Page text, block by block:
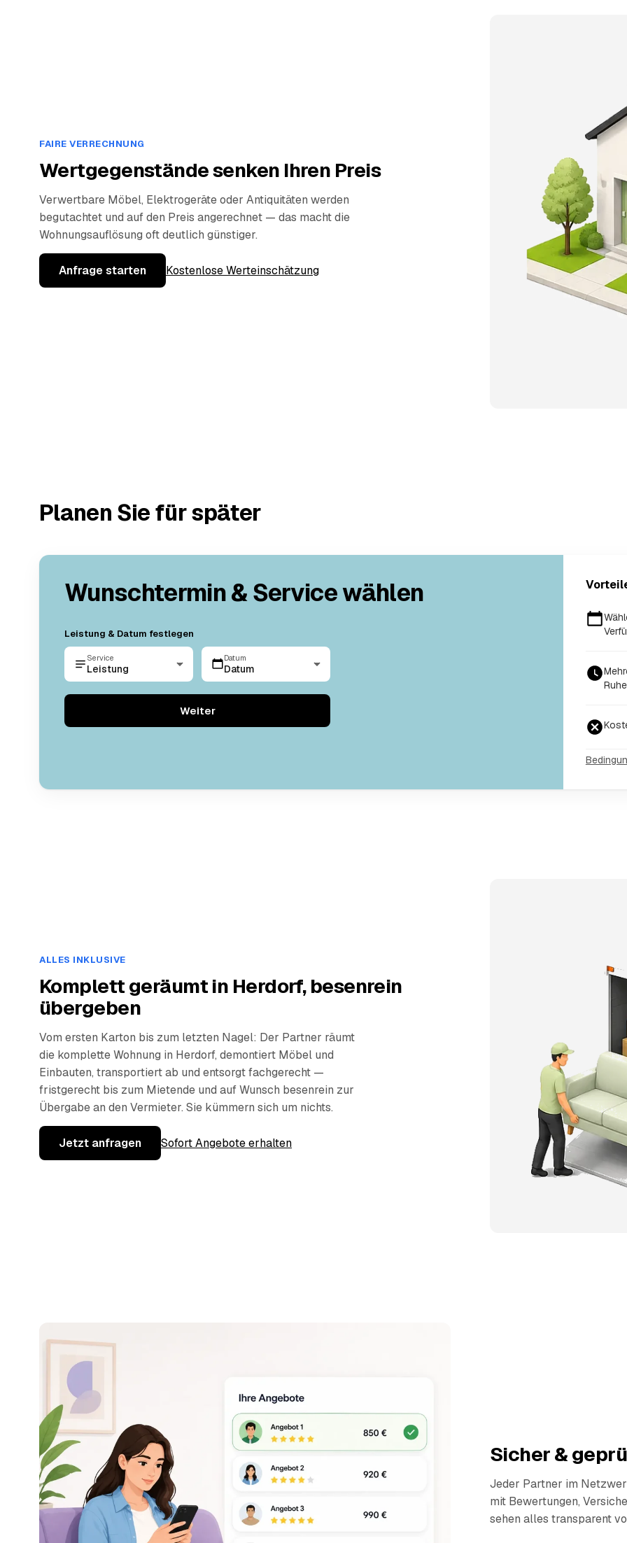
FAIRE VERRECHNUNG
Wertgegenstände senken Ihren Preis
Verwertbare Möbel, Elektrogeräte oder Antiquitäten werden
begutachtet und auf den Preis angerechnet — das macht die
Wohnungsauflösung oft deutlich günstiger.
Anfrage starten Kostenlose Werteinschätzung
Planen Sie für später
Wunschtermin & Service wählen
Leistung & Datum festlegen
Service
Leistung
Datum
Datum
Weiter
ALLES INKLUSIVE
Komplett geräumt in Herdorf, besenrein
übergeben
Vom ersten Karton bis zum letzten Nagel: Der Partner räumt
die komplette Wohnung in Herdorf, demontiert Möbel und
Einbauten, transportiert ab und entsorgt fachgerecht —
fristgerecht bis zum Mietende und auf Wunsch besenrein zur
Übergabe an den Vermieter. Sie kümmern sich um nichts.
Jetzt anfragen Sofort Angebote erhalten
Sicher &
Jeder Partner im
mit Bewertungen,
sehen alles transparent